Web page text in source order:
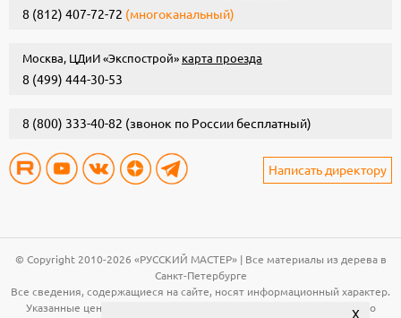
8 (812) 407-72-72 (многоканальный)
Москва, ЦДиИ «Экспострой» карта проезда
8 (499) 444-30-53
8 (800) 333-40-82 (звонок по России бесплатный)
Написать директору
© Copyright 2010-2026 «РУССКИЙ МАСТЕР» | Все материалы из дерева в
Санкт-Петербурге
Все сведения, содержащиеся на сайте, носят информационный характер.
Указанные цены, технические характеристики и иная информация о
X